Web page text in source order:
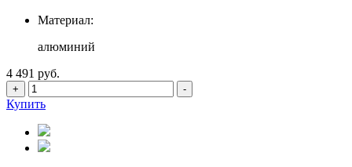
Материал:
алюминий
4 491 руб.
+ -
Купить